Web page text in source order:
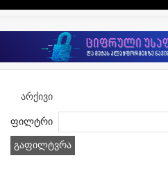
არქივი
ფილტრი
გაფილტვრა